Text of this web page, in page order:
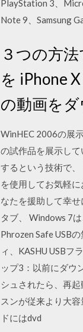
PlayStation 3、
Note 9、Samsung
３つの方
を iPhone
の動画を
WinHEC 2006の展
の試作品を展示し
するという技術で
を使用してお気軽
なたを援助して幸
タブ、 Windows 7
Phrozen Safe USB
ィ、KASHU USBフ
ップ3：以前にダウ
シュされたら、再
スンが従来より大
ドにはdvd